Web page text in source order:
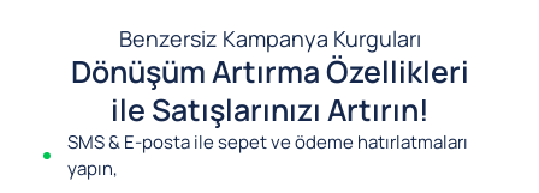
Benzersiz Kampanya Kurguları
Dönüşüm Artırma Özellikleri
ile Satışlarınızı Artırın!
SMS & E-posta ile sepet ve ödeme hatırlatmaları
yapın,